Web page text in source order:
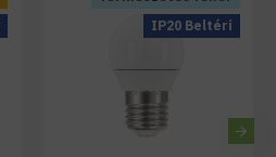
IP20 Beltéri